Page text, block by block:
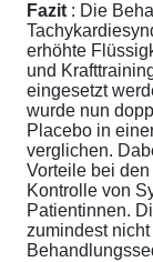
Fazit : Die
erhöhte
und
eingesetzt
wurde nun
Placebo in
verglichen.
Vorteile bei
Kontrolle von
Patientinnen.
zumindest